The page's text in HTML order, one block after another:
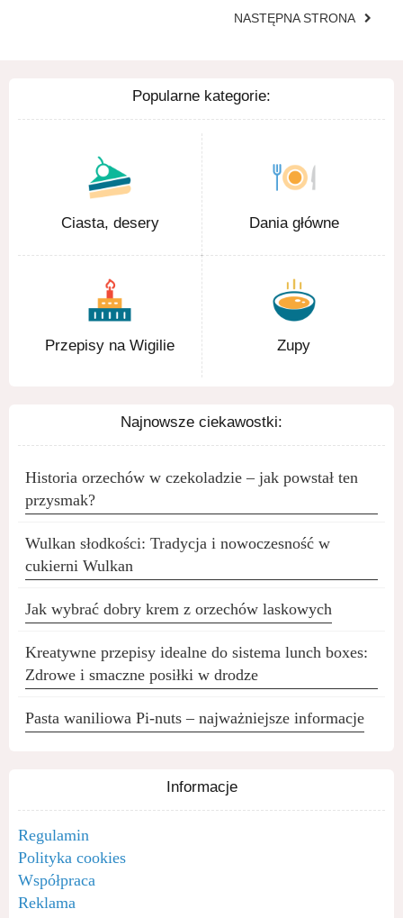
NASTĘPNA STRONA
Popularne kategorie:
Ciasta, desery Dania główne
Przepisy na Wigilie Zupy
Najnowsze ciekawostki:
Historia orzechów w czekoladzie – jak powstał ten
przysmak?
Wulkan słodkości: Tradycja i nowoczesność w
cukierni Wulkan
Jak wybrać dobry krem z orzechów laskowych
Kreatywne przepisy idealne do sistema lunch boxes:
Zdrowe i smaczne posiłki w drodze
Pasta waniliowa Pi-nuts – najważniejsze informacje
Informacje
Regulamin
Polityka cookies
Współpraca
Reklama